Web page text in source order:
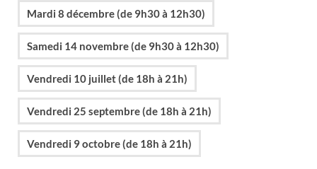
Mardi 8 décembre (de 9h30 à 12h30)
Samedi 14 novembre (de 9h30 à 12h30)
Vendredi 10 juillet (de 18h à 21h)
Vendredi 25 septembre (de 18h à 21h)
Vendredi 9 octobre (de 18h à 21h)